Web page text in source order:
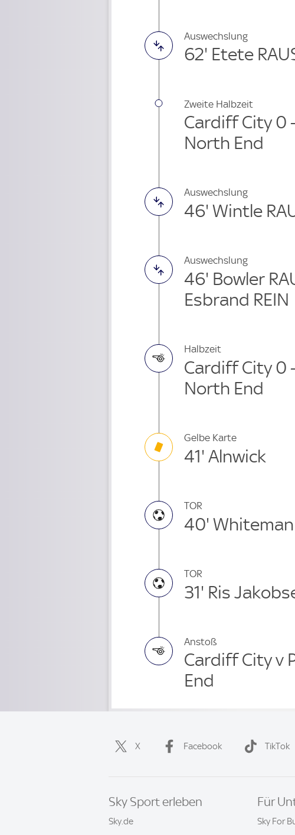
Auswechslung
62' Etete
Zweite Halbzeit
Cardiff City 0
North End
Auswechslung
46' Wintle
Auswechslung
46' Bowler
Esbrand REIN
Halbzeit
Cardiff City 0
North End
Gelbe Karte
41' Alnwick
TOR
40' Whiteman
TOR
31' Ris
Anstoß
Cardiff City v
End
X Facebook TikTok
Sky Sport erleben
Sky.de
Für
Sky For